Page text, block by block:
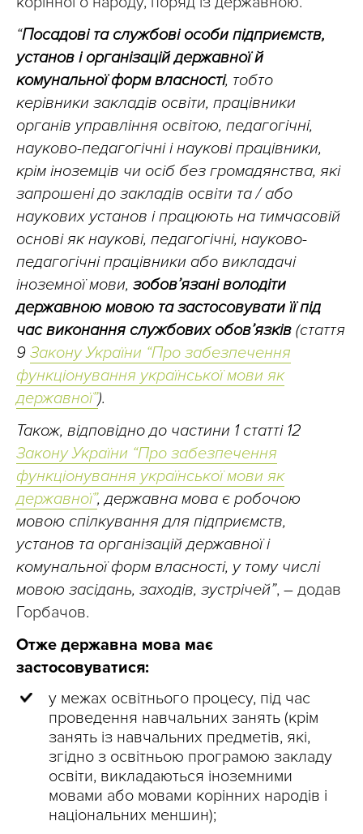
“Посадові та службові особи підприємств,
установ і організацій державної й
комунальної форм власності, тобто
керівники закладів освіти, працівники
органів управління освітою, педагогічні,
науково-педагогічні і наукові працівники,
крім іноземців чи осіб без громадянства, які
запрошені до закладів освіти та / або
наукових установ і працюють на тимчасовій
основі як наукові, педагогічні, науково-
педагогічні працівники або викладачі
іноземної мови, зобов’язані володіти
державною мовою та застосовувати її під
час виконання службових обов’язків (стаття
9 Закону України “Про забезпечення
функціонування української мови як
державної”).
Також, відповідно до частини 1 статті 12
Закону України “Про забезпечення
функціонування української мови як
державної”, державна мова є робочою
мовою спілкування для підприємств,
установ та організацій державної і
комунальної форм власності, у тому числі
мовою засідань, заходів, зустрічей”, – додав
Горбачов.
Отже державна мова має
застосовуватися:
у межах освітнього процесу, під час
проведення навчальних занять (крім
занять із навчальних предметів, які,
згідно з освітньою програмою закладу
освіти, викладаються іноземними
мовами або мовами корінних народів і
національних меншин);